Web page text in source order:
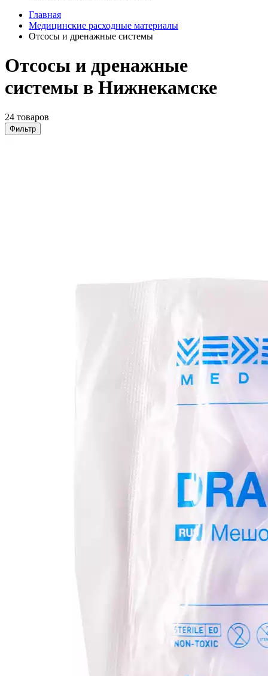
Главная
Медицинские расходные материалы
Отсосы и дренажные системы
Отсосы и дренажные
системы в Нижнекамске
24 товаров
Фильтр